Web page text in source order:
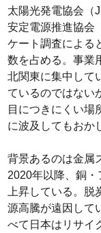
太陽光発電協会（
安定電源推進協会
ケート調査による
数を占める。事業
北関東に集中して
ているのではない
目につきにくい場
に波及してもおか
背景あるのは金属
2020年以降、銅
上昇している。
源高騰が遠因して
べて日本はリサイ